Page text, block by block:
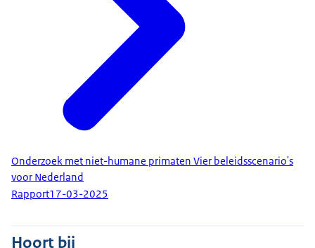
Onderzoek met niet-humane primaten Vier beleidsscenario's
voor Nederland
Rapport17-03-2025
Hoort bij